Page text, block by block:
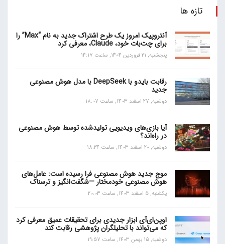
تازه ها
آنتروپیک امروز یک طرح اشتراک جدید به نام “Max” را
برای چت‌بات خود، Claude، معرفی کرد
پنجشنبه, 21 فروردین 1404, ساعت 14:17
رقابت بایدو با DeepSeek با مدل هوش مصنوعی
جدید
دوشنبه, 27 اسفند 1403, ساعت 18:07
آیا بازی‌های ویدیویی تولیدشده توسط هوش مصنوعی
در راه‌اند؟
دوشنبه, 20 اسفند 1403, ساعت 18:24
موج جدید هوش مصنوعی فرا رسیده است: عامل‌های
هوش مصنوعی خودمختار —شگفت‌انگیز و ترسناک
یکشنبه, 5 اسفند 1403, ساعت 20:03
اوپن‌ای‌آی ابزار جدیدی برای تحقیقات عمیق معرفی کرد
که می‌تواند با تحلیلگران پژوهشی رقابت کند
دوشنبه, 15 بهمن 1403, ساعت 19:57